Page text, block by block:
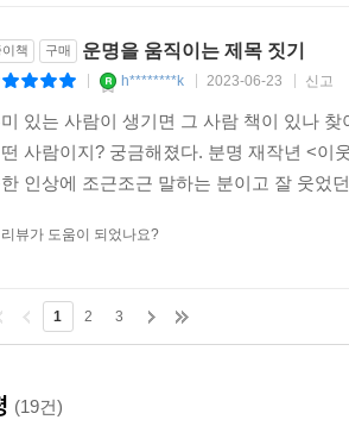
이책 구매 운명을 움직이는 제목 짓기
h********k 2023-06-23 신고
있는 사람이 생기면 그 사람 책이 있나
사람이지? 궁금해졌다. 분명 재작년 <이
인상에 조근조근 말하는 분이고 잘 웃었
뷰가 도움이 되었나요?
1 2 3
(19건)